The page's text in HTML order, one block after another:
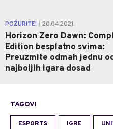
POŽURITE! 20.04.2021.
Horizon Zero Dawn:
Edition besplatno svima:
Preuzmite odmah jednu
najboljih igara dosad
TAGOVI
ESPORTS IGRE